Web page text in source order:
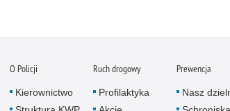
O Policji
Kierownictwo
Ruch drogowy
Profilaktyka
Prewencja
Nasz